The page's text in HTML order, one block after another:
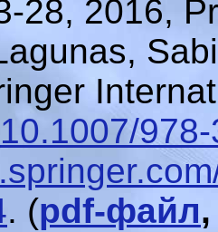
28, 2016,
10.1007/
. (pdf-файл